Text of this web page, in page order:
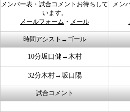
メンバー表・試合コメントお待ちして
います。
メールフォーム ・ メール
メン
時間アシスト→ゴール
10分坂口健→木村
32分木村→坂口陽
試合コメント